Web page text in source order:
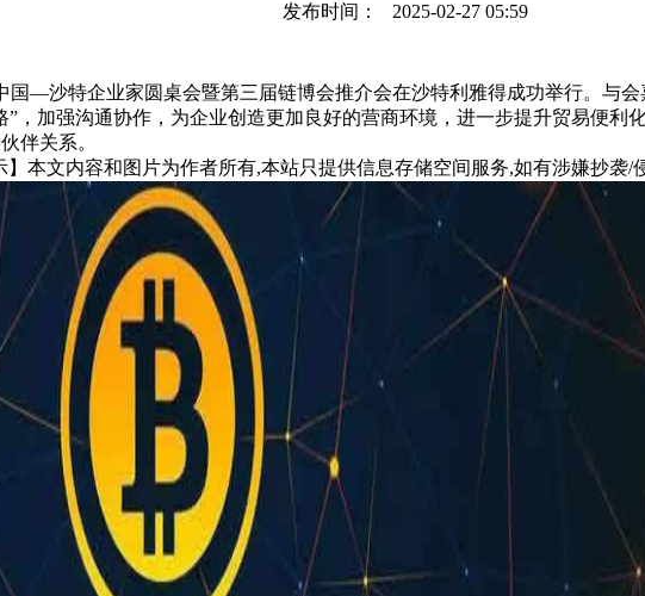
发布时间： 2025-02-27 05:59
国—沙特企业家圆桌会暨第三届链博会推介会在沙特利雅得成功举行。与
，加强沟通协作，为企业创造更加良好的营商环境，进一步提升贸易便
伴关系。
】本文内容和图片为作者所有,本站只提供信息存储空间服务,如有涉嫌抄袭/